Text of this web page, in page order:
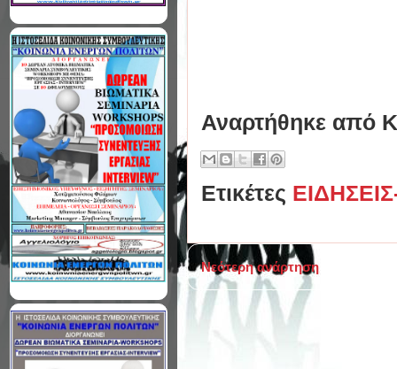
Αναρτήθηκε από
Ετικέτες
Νεότερη ανάρτηση